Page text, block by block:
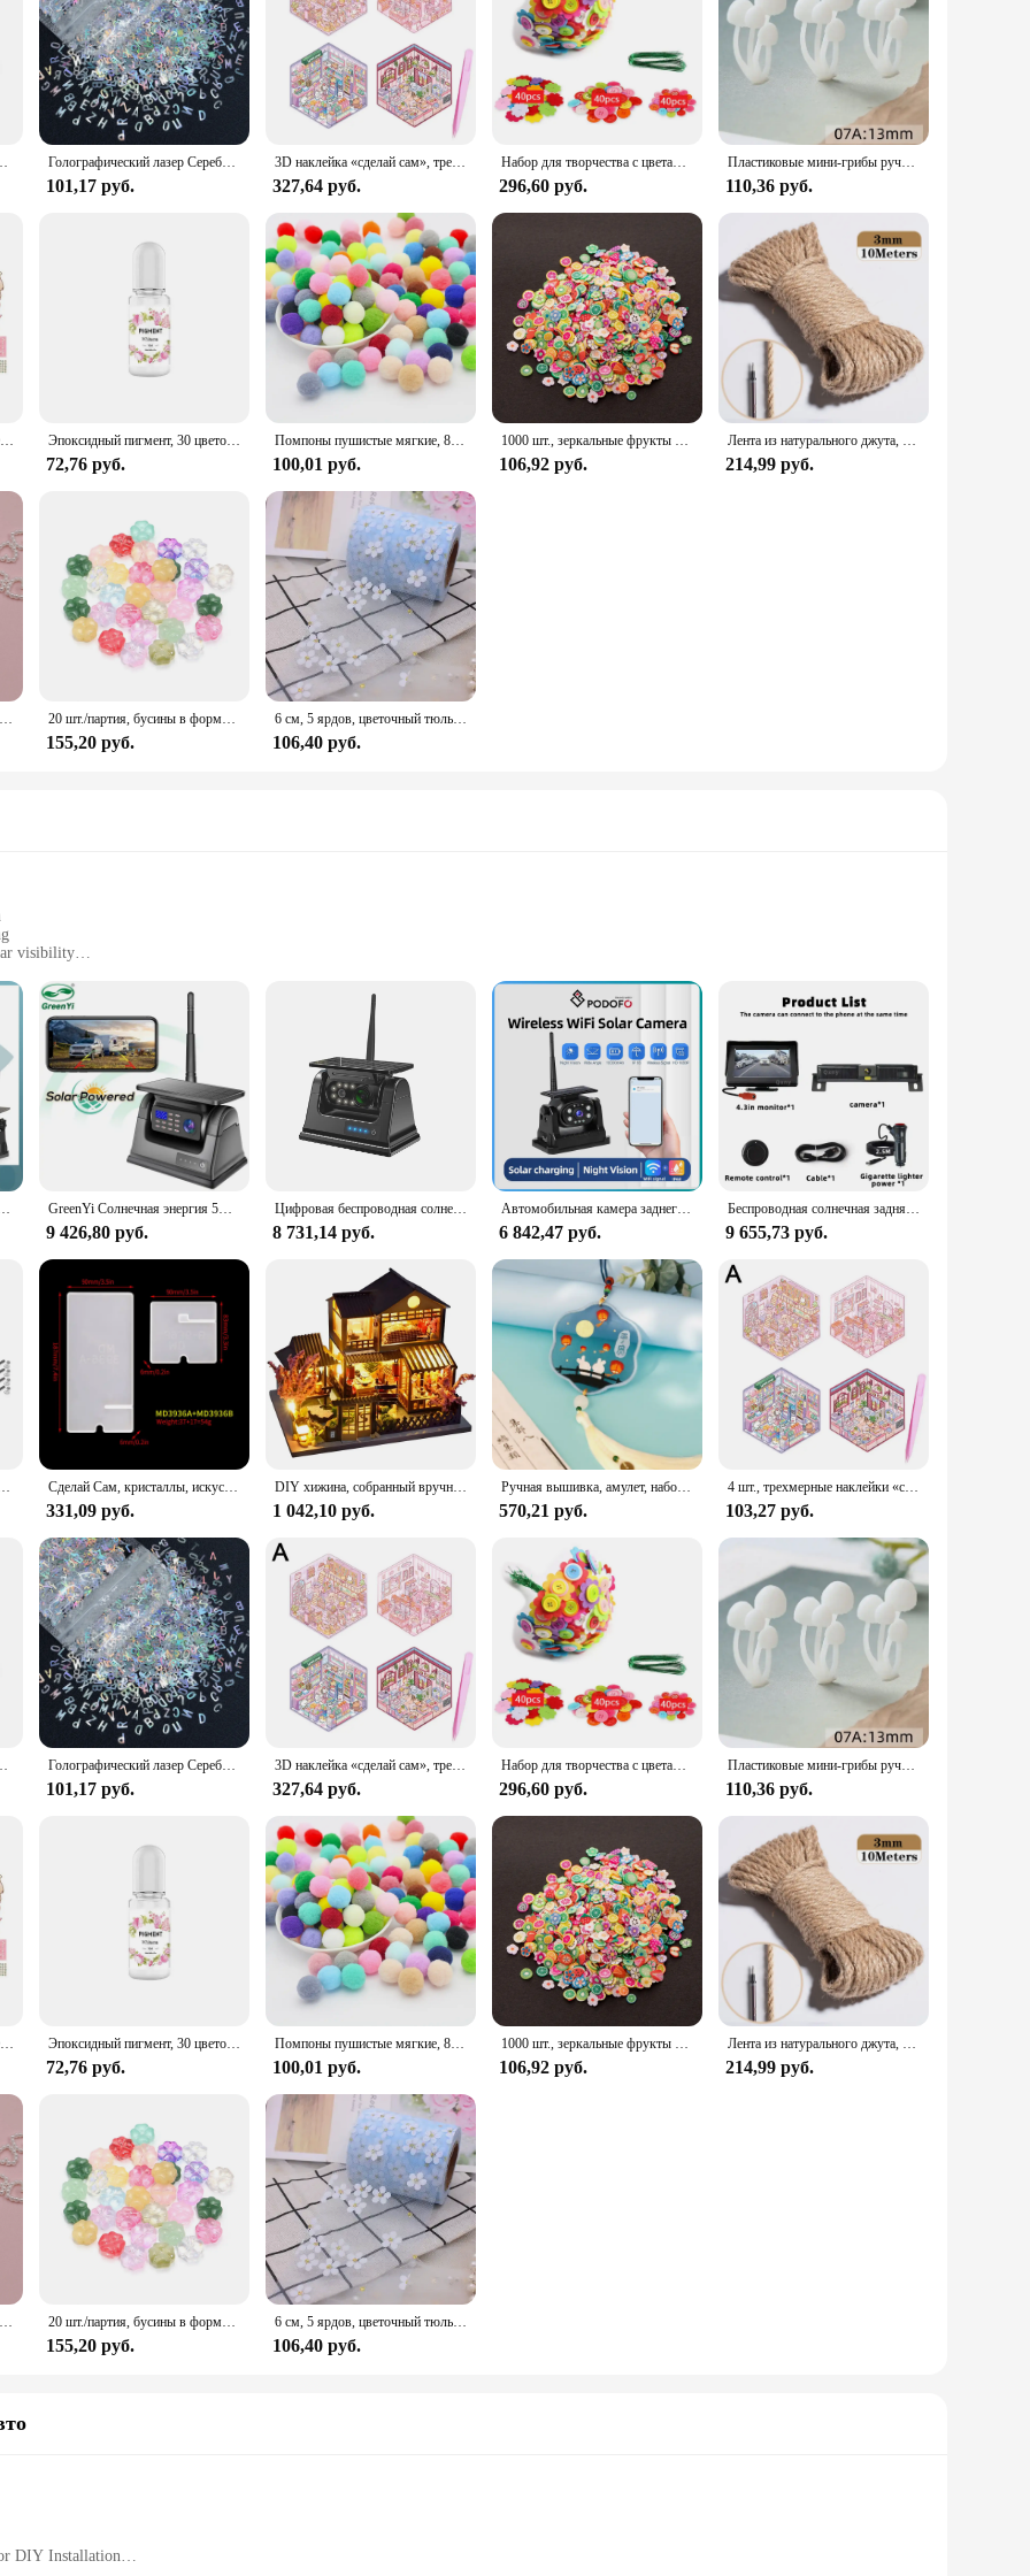
слепая коробка ручной работы, головоломка с сокровищами Голографический лазер Серебряная серия полимерные блестки для эпоксидной смолы наполнитель силиконовая форма для ручной работы DIY Resina Epoxi комплект
101,17 руб.
3D наклейка «сделай сам», трехмерная кабина, укладка и наклейка, ручная учетная запись, милый новый дизайн
327,64 руб.
Набор для творчества с цветами, букет с пуговицами и вазой из войлока, художественная игрушка, проект для творчества, детские игрушки «сделай сам» для детей, подарок для мальчиков и девочек
296,60 руб.
Пластиковые мини-грибы ручной работы, полимерные принадлежности для изготовления ювелирных изделий, полимерный наполнитель «сделай сам», маленький гриб с микроландшафтом
110,36 руб.
Бумажная игрушка-кукла «сделай сам», мультяшная 3D кукла Монтессори для одежды, бесшумная книга, игрушки, подвижная бумажная кукла Эпоксидный пигмент, 30 цветов, жидкая эпоксидная УФ-краска, прозрачный краситель для УФ-смолы, окраска, сделай сам, смола, художественные инструменты для изготовления ювелирных изделий
72,76 руб.
Помпоны пушистые мягкие, 8/10/15/20/25/30 мм, 30-300 шт.
100,01 руб.
1000 шт., зеркальные фрукты для эпоксидной силиконовой формы
106,92 руб.
Лента из натурального джута, шнурок для рукоделия, винтажный, для свадьбы, вечеринки, домашние аксессуары, 5 метров
214,99 руб.
40 шт./упак. АБС-пластик, полый жемчуг, белый цвет, свободные бусины, имитация жемчуга, пластиковая нашивка, сделай сам, изготовление украшений для волос, поделки 20 шт./партия, бусины в форме четырехлистного клевера, 10 мм
155,20 руб.
6 см, 5 ярдов, цветочный тюль, ромашка, рулон ленты, сделай сам, ручная работа, украшение для волос, выпечка, цветы вишни, сетчатая ткань с принтом, принадлежности
106,40 руб.
visibility
DIY installation
solution for drivers seeking to improve their vehicle's safety without the hassle of professional installation. Designed with a user-friendly
vehicle's rear visibility. The solar-powered feature ensures that the camera operates without the need for constant battery replacements,
drivers.
with limited rear visibility. Its compact design fits seamlessly into the vehicle's aesthetics, ensuring that it doesn't compromise on style.
withstanding the rigors of daily use. Whether you're navigating through tight parking spaces or backing out of your driveway, the
views, significantly reducing the risk of accidents.
it's a solution for drivers seeking reliability and convenience. Its wholesale availability and support from vendors and suppliers make it
to their customers. The camera's versatility is evident in its compatibility with a wide range of vehicles, making it a valuable
necessary hardware included, this camera is a must-have for anyone looking to upgrade their vehicle's safety features.
1080P Обновление Автоматическое включение/выключение Камера ночного видения Перезаряжаемая камера заднего вида GreenYi Солнечная энергия 5G Wi-Fi Магнитная беспроводная резервная камера грузовика с прицепом для автофургонов Камера заднего вида 1080 ИК ночного видения для IPhone Android
9 426,80 руб.
Цифровая беспроводная солнечная панель iпостер с магнитной основой, резервная камера заднего вида для экрана iпостера 7, 9, 10,1 дюйма
8 731,14 руб.
Автомобильная камера заднего вида Podofo, Wi-Fi, беспроводная, с солнечной батареей, 1080P, инфракрасное ночное видение, магнитная фотокамера, водонепроницаемая
6 842,47 руб.
Беспроводная солнечная задняя передняя камера заднего номерного знака 1080P с монитором 4,3 дюйма для IPhone Android IOS Телефон Грузовик Автомобиль Ван
9 655,73 руб.
знака США, водонепроницаемая резервная камера заднего вида на солнечных батареях с монитором 4,3 дюйма Сделай Сам, кристаллы, искусственная кожа, простой держатель, украшение, простая универсальная силиконовая форма для поворотного стола
331,09 руб.
DIY хижина, собранный вручную мини-дом, модель виллы, игрушечные украшения для гостиной, креативный танабата, подарок на день рождения
1 042,10 руб.
Ручная вышивка, амулет, набор для рукоделия, легкая вышивка, Набор тканевых материалов для шитья, подвеска для автомобиля, рукоделие для начинающих
570,21 руб.
4 шт., трехмерные наклейки «сделай сам»
103,27 руб.
слепая коробка ручной работы, головоломка с сокровищами Голографический лазер Серебряная серия полимерные блестки для эпоксидной смолы наполнитель силиконовая форма для ручной работы DIY Resina Epoxi комплект
101,17 руб.
3D наклейка «сделай сам», трехмерная кабина, укладка и наклейка, ручная учетная запись, милый новый дизайн
327,64 руб.
Набор для творчества с цветами, букет с пуговицами и вазой из войлока, художественная игрушка, проект для творчества, детские игрушки «сделай сам» для детей, подарок для мальчиков и девочек
296,60 руб.
Пластиковые мини-грибы ручной работы, полимерные принадлежности для изготовления ювелирных изделий, полимерный наполнитель «сделай сам», маленький гриб с микроландшафтом
110,36 руб.
Бумажная игрушка-кукла «сделай сам», мультяшная 3D кукла Монтессори для одежды, бесшумная книга, игрушки, подвижная бумажная кукла Эпоксидный пигмент, 30 цветов, жидкая эпоксидная УФ-краска, прозрачный краситель для УФ-смолы, окраска, сделай сам, смола, художественные инструменты для изготовления ювелирных изделий
72,76 руб.
Помпоны пушистые мягкие, 8/10/15/20/25/30 мм, 30-300 шт.
100,01 руб.
1000 шт., зеркальные фрукты для эпоксидной силиконовой формы
106,92 руб.
Лента из натурального джута, шнурок для рукоделия, винтажный, для свадьбы, вечеринки, домашние аксессуары, 5 метров
214,99 руб.
40 шт./упак. АБС-пластик, полый жемчуг, белый цвет, свободные бусины, имитация жемчуга, пластиковая нашивка, сделай сам, изготовление украшений для волос, поделки 20 шт./партия, бусины в форме четырехлистного клевера, 10 мм
155,20 руб.
6 см, 5 ярдов, цветочный тюль, ромашка, рулон ленты, сделай сам, ручная работа, украшение для волос, выпечка, цветы вишни, сетчатая ткань с принтом, принадлежности
106,40 руб.
DIY Installation